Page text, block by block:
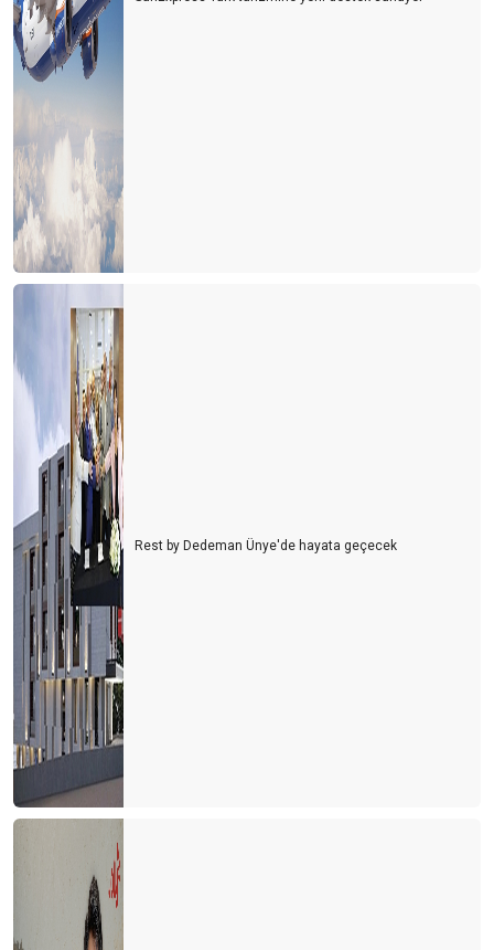
Dünya kenti Antalya böyle mi olmalıydı?
Ne devletler ne de işletmeler bilmiyor?
Bu gidişle yaz turizmi de tehlikede
Turizm sezonunun açılışı papatya falına döndü
Turizm iyi mi olacak? Kötü mü olacak? Gerçek nedir?
CEVABI OLMAYAN SORU
Eleştirelim ama hakkını da verelim
Turist gelecek hayaline kapılmayalım
Turizmde herkes bildiğini okuyor
Şeffaf olmazsak turist gelmek istemez
Turizmin Albayı aramızdan ayrıldı
Son dakika umut oldu
Turizmci umudunu kaybetmemek için direniyor
2021 yılı turizmde umut ve endişe yılı olacak
Antalya dünyanın en iyisi
Antalya yurt dışı uçuşlara kapatılmalı
TURİZM İSTATİSTİKLERİ DEVLET SIRRI MI?
Lara-Kundu'nun unutulan arka bahçesi
Bu işin sonu nereye varacak?
İki derede bir arada
Siyasiler tepişiyor turizm eziliyor
Rest by Dedeman Ünye'de hayata geçecek